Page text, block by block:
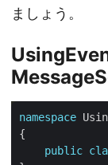
ましょう。
namespace
public